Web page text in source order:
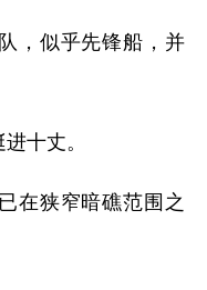
，似乎先锋船，并
十丈。
在狭窄暗礁范围之